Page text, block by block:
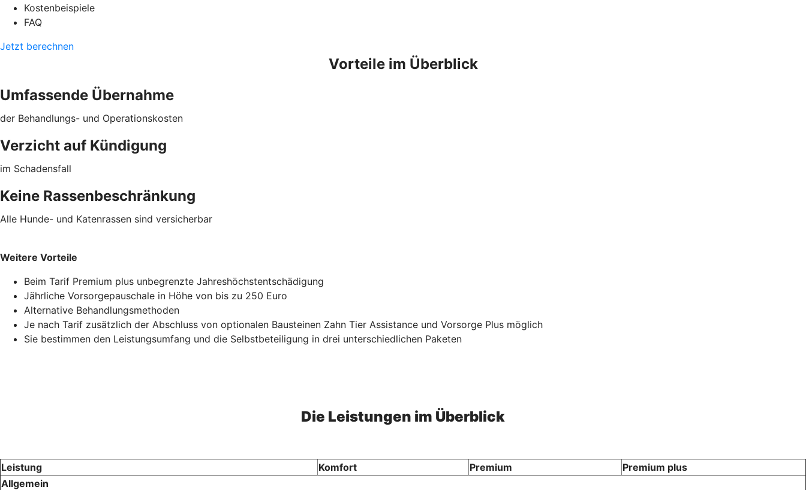
Kostenbeispiele
FAQ
Jetzt berechnen
Vorteile im Überblick
Umfassende Übernahme
der Behandlungs- und Operationskosten
Verzicht auf Kündigung
im Schadensfall
Keine Rassenbeschränkung
Alle Hunde- und Katenrassen sind versicherbar
Weitere Vorteile
Beim Tarif Premium plus unbegrenzte Jahreshöchstentschädigung
Jährliche Vorsorgepauschale in Höhe von bis zu 250 Euro
Alternative Behandlungsmethoden
Je nach Tarif zusätzlich der Abschluss von optionalen Bausteinen Zahn Tier Assistance und Vorsorge Plus möglich
Sie bestimmen den Leistungsumfang und die Selbstbeteiligung in drei unterschiedlichen Paketen
Die Leistungen im Überblick
Leistung Komfort Premium
Premium plus
Allgemein